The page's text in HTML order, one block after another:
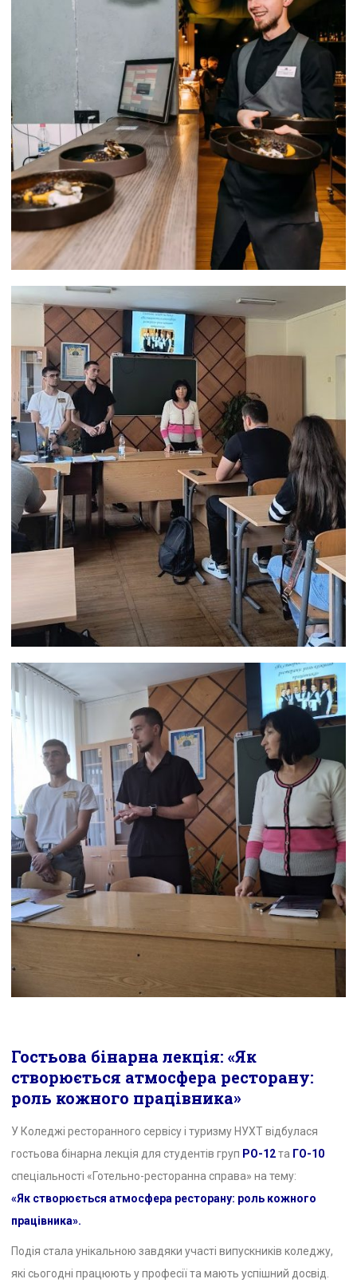
Гостьова бінарна лекція: «Як
створюється атмосфера ресторану:
роль кожного працівника»
У Коледжі ресторанного сервісу і туризму НУХТ відбулася
гостьова бінарна лекція для студентів груп РО-12та ГО-10
спеціальності «Готельно-ресторанна справа» на тему:
«Як створюється атмосфера ресторану: роль кожного
працівника».
Подія стала унікальною завдяки участі випускників коледжу,
які сьогодні працюють у професії та мають успішний досвід.